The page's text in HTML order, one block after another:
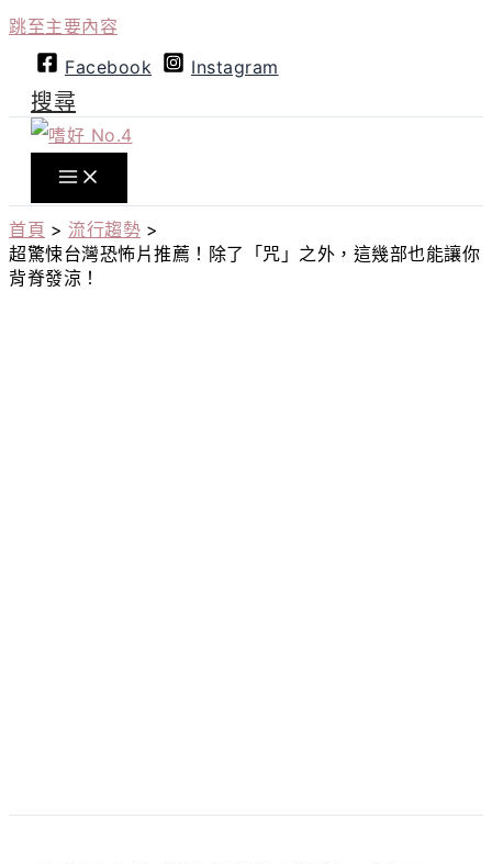
跳至主要內容
Facebook
Instagram
搜尋
首頁
流行趨勢
超驚悚台灣恐怖片推薦！除了「咒」之外，這幾部也能讓你
背脊發涼！